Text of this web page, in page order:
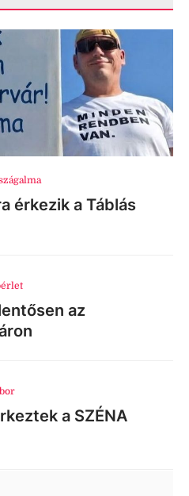
érkezik a Táblás
az
a SZÉNA